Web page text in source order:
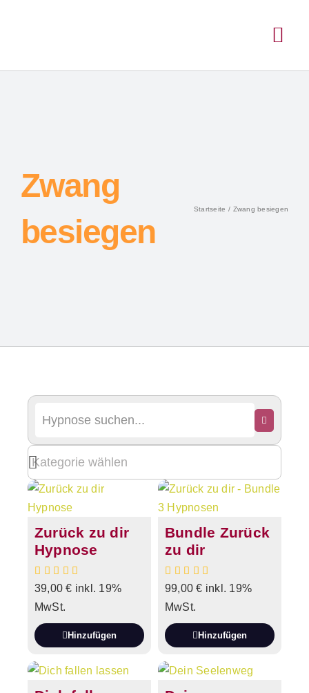
Zwang
besiegen
Startseite Zwang besiegen
Zurück zu dir
Hypnose
39,00€ inkl. 19%
MwSt.
Hinzufügen
Bundle Zurück
zu dir
99,00€ inkl. 19%
MwSt.
Hinzufügen